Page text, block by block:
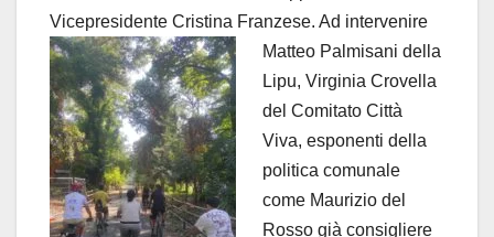
Vicepresidente Cristina Franzese. Ad intervenire
Matteo Palmisani della
Lipu, Virginia Crovella
del Comitato Città
Viva, esponenti della
politica comunale
come Maurizio del
Rosso già consigliere